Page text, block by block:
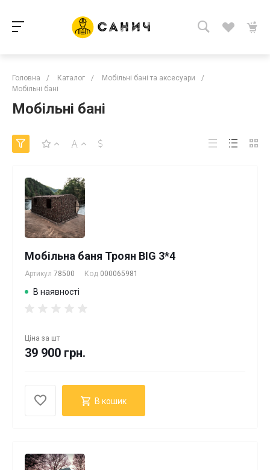
Головна / Каталог / Мобільні бані та аксесуари
/
Мобільні бані
Мобільні бані
Мобільна баня Троян BIG 3*4
Артикул 78500 Код 000065981
В наявності
Ціна за шт
39 900 грн.
В кошик